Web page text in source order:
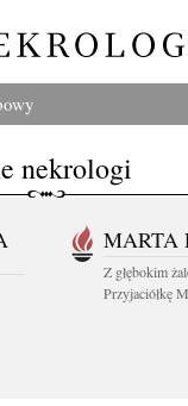
nekrologi
MARTA
Z głębokim
Przyjaciółkę